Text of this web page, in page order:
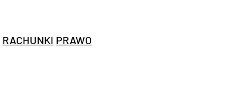
RACHUNKI PRAWO